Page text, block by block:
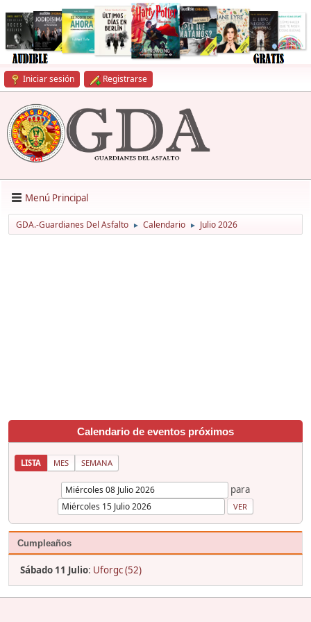
Iniciar sesión Registrarse
Menú Principal
GDA.-Guardianes Del Asfalto ► Calendario ► Julio 2026
Calendario de eventos próximos
LISTA MES SEMANA
para
Cumpleaños
Sábado 11 Julio: Uforgc (52)